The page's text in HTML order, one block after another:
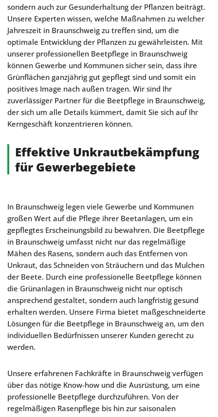
sondern auch zur Gesunderhaltung der Pflanzen beiträgt.
Unsere Experten wissen, welche Maßnahmen zu welcher
Jahreszeit in Braunschweig zu treffen sind, um die
optimale Entwicklung der Pflanzen zu gewährleisten. Mit
unserer professionellen Beetpflege in Braunschweig
können Gewerbe und Kommunen sicher sein, dass ihre
Grünflächen ganzjährig gut gepflegt sind und somit ein
positives Image nach außen tragen. Wir sind Ihr
zuverlässiger Partner für die Beetpflege in Braunschweig,
der sich um alle Details kümmert, damit Sie sich auf Ihr
Kerngeschäft konzentrieren können.
Effektive Unkrautbekämpfung
für Gewerbegebiete
In Braunschweig legen viele Gewerbe und Kommunen
großen Wert auf die Pflege ihrer Beetanlagen, um ein
gepflegtes Erscheinungsbild zu bewahren. Die Beetpflege
in Braunschweig umfasst nicht nur das regelmäßige
Mähen des Rasens, sondern auch das Entfernen von
Unkraut, das Schneiden von Sträuchern und das Mulchen
der Beete. Durch eine professionelle Beetpflege können
die Grünanlagen in Braunschweig nicht nur optisch
ansprechend gestaltet, sondern auch langfristig gesund
erhalten werden. Unsere Firma bietet maßgeschneiderte
Lösungen für die Beetpflege in Braunschweig an, um den
individuellen Bedürfnissen unserer Kunden gerecht zu
werden.
Unsere erfahrenen Fachkräfte in Braunschweig verfügen
über das nötige Know-how und die Ausrüstung, um eine
professionelle Beetpflege durchzuführen. Von der
regelmäßigen Rasenpflege bis hin zur saisonalen